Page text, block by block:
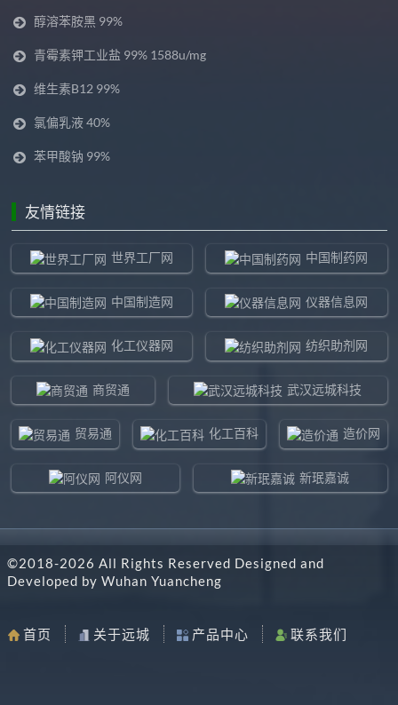
醇溶苯胺黑 99%
青霉素钾工业盐 99% 1588u/mg
维生素B12 99%
氯偏乳液 40%
苯甲酸钠 99%
友情链接
世界工厂网 中国制药网
中国制造网 仪器信息网
化工仪器网 纺织助剂网
商贸通 武汉远城科技
贸易通 化工百科 造价网
阿仪网 新珉嘉诚
东北制造网 药智通
©2018-2026 All Rights Reserved Designed and
Developed by Wuhan Yuancheng
首页 关于远城 产品中心 联系我们